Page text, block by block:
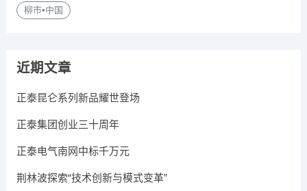
柳市•中国
近期文章
正泰昆仑系列新品耀世登场
正泰集团创业三十周年
正泰电气南网中标千万元
荆林波探索“技术创新与模式变革”